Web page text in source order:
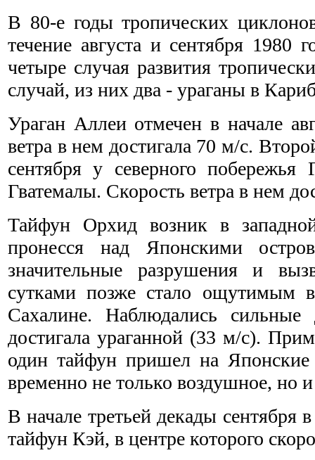
В 80-е годы тропических
течение августа и сентября 1980
четыре случая развития
случай, из них два - ураганы в
Ураган Аллеи отмечен в начале
ветра в нем достигала 70 м/с.
сентября у северного
Гватемалы. Скорость ветра в нем
Тайфун Орхид возник в
пронесся над Японскими
значительные разрушения и
сутками позже стало ощутимым
Сахалине. Наблюдались
достигала ураганной (33 м/с).
один тайфун пришел на
временно не только воздушное, но
В начале третьей декады сентября
тайфун Кэй, в центре которого